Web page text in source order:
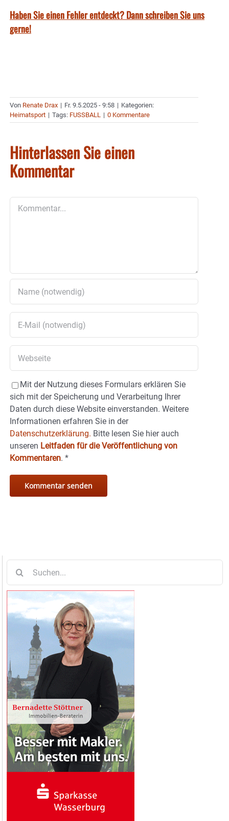
Haben Sie einen Fehler entdeckt? Dann schreiben Sie uns
gerne!
Von Renate Drax | Fr. 9.5.2025 - 9:58 | Kategorien:
Heimatsport | Tags: FUSSBALL | 0 Kommentare
Hinterlassen Sie einen
Kommentar
Mit der Nutzung dieses Formulars erklären Sie
sich mit der Speicherung und Verarbeitung Ihrer
Daten durch diese Website einverstanden. Weitere
Informationen erfahren Sie in der
Datenschutzerklärung. Bitte lesen Sie hier auch
unseren Leitfaden für die Veröffentlichung von
Kommentaren. *
nach: